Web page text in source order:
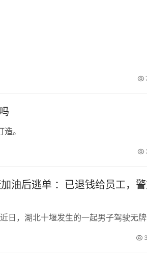
。
油后逃单 ：已退钱给员工，
日，湖北十堰发生的一起男子驾驶无